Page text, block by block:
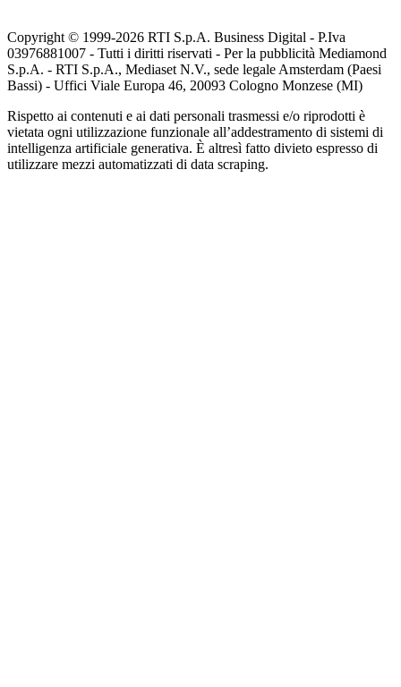
Copyright © 1999-2026 RTI S.p.A. Business Digital - P.Iva
03976881007 - Tutti i diritti riservati - Per la pubblicità Mediamond
S.p.A. - RTI S.p.A., Mediaset N.V., sede legale Amsterdam (Paesi
Bassi) - Uffici Viale Europa 46, 20093 Cologno Monzese (MI)
Rispetto ai contenuti e ai dati personali trasmessi e/o riprodotti è
vietata ogni utilizzazione funzionale all’addestramento di sistemi di
intelligenza artificiale generativa. È altresì fatto divieto espresso di
utilizzare mezzi automatizzati di data scraping.